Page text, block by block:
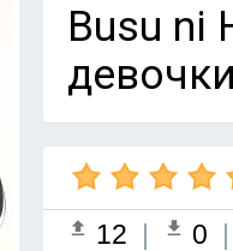
Busu ni
12 | 0